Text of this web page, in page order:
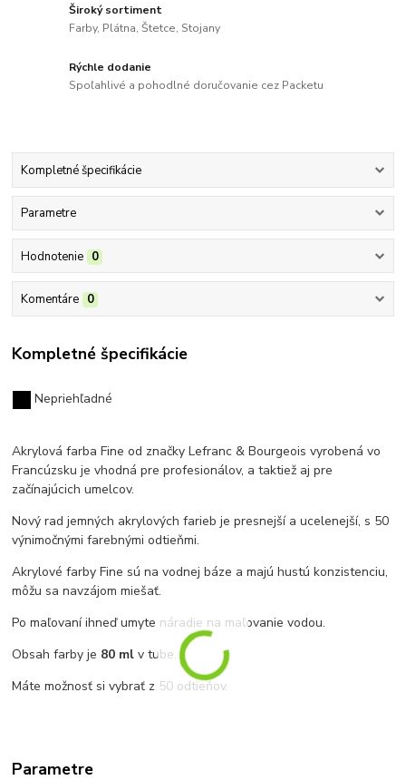
Široký sortiment
Farby, Plátna, Štetce, Stojany
Rýchle dodanie
Spoľahlivé a pohodlné doručovanie cez Packetu
Kompletné špecifikácie
Parametre
Hodnotenie 0
Komentáre 0
Kompletné špecifikácie
Nepriehľadné
Akrylová farba Fine od značky Lefranc & Bourgeois vyrobená vo
Francúzsku je vhodná pre profesionálov, a taktiež aj pre
začínajúcich umelcov.
Nový rad jemných akrylových farieb je presnejší a ucelenejší, s 50
výnimočnými farebnými odtieňmi.
Akrylové farby Fine sú na vodnej báze a majú hustú konzistenciu,
môžu sa navzájom miešať.
Po maľovaní ihneď umyte náradie na maľovanie vodou.
Obsah farby je 80 ml v tube.
Máte možnosť si vybrať z 50 odtieňov.
Parametre